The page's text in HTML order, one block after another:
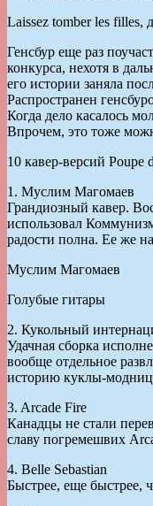
Laissez tomber les filles,
Генсбур еще раз
конкурса, нехотя в
его истории заняла
Распространен
Когда дело касалось
Впрочем, это тоже
10 кавер-версий Poupe
1. Муслим Магомаев
Грандиозный кавер.
использовал
радости полна. Ее же
Муслим Магомаев
Голубые гитары
2. Кукольный
Удачная сборка
вообще отдельное
историю куклы-
3. Arcade Fire
Канадцы не стали
славу погремешвих
4. Belle Sebastian
Быстрее, еще быстрее,